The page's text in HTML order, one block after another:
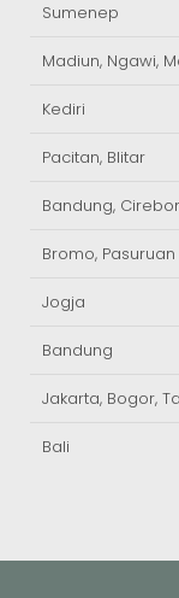
Sumenep
Madiun, Ngawi,
Kediri
Pacitan, Blitar
Bandung,
Bromo, Pasuruan
Jogja
Bandung
Jakarta, Bogor,
Bali